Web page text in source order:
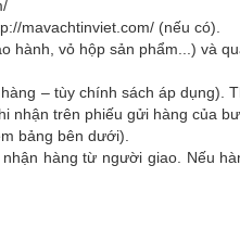
mavachtinviet.com/ (nếu có).
hành, vỏ hộp sản phẩm...) và
– tùy chính sách áp dụng).
nhận trên phiếu gửi hàng của
bảng bên dưới).
hàng từ người giao. Nếu